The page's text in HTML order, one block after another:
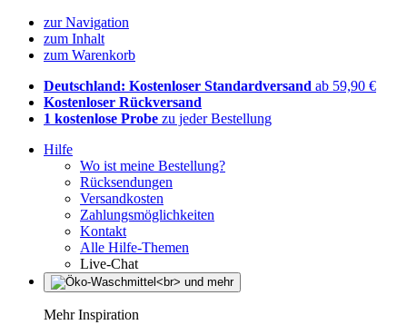
zur Navigation
zum Inhalt
zum Warenkorb
Deutschland: Kostenloser Standardversand ab 59,90 €
Kostenloser Rückversand
1 kostenlose Probe zu jeder Bestellung
Hilfe
Wo ist meine Bestellung?
Rücksendungen
Versandkosten
Zahlungsmöglichkeiten
Kontakt
Alle Hilfe-Themen
Live-Chat
Mehr Inspiration